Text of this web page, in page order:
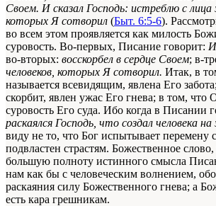
Своем. И сказал Господь: истреблю с лица
которых Я сотворил (Быт. 6:5-6).
во всем этом проявляется как милость
суровость. Во-первых, Писание говорит:
во-вторых: восскорбел в сердце Своем; в-
человеков, которых Я сотворил. Итак, в
называется всевидящим, явлена Его
скорбит, явлен ужас Его гнева; в том, что
суровость Его суда. Ибо когда в Писании
раскаялся Господь, что создал человека на
виду не то, что Бог испытывает перемену
подвластен страстям. Божественное
большую полноту истинного смысла
нам как бы с человеческим волнением,
раскаяния силу Божественного гнева; а
есть кара грешникам.